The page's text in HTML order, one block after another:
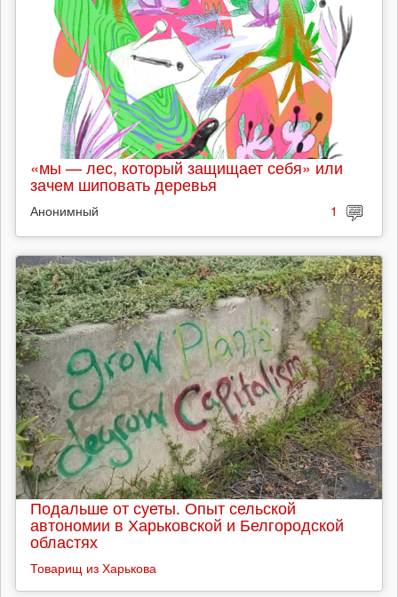
«мы — лес, который защищает себя» или
зачем шиповать деревья
Анонимный 1
Подальше от суеты. Опыт сельской
автономии в Харьковской и Белгородской
областях
Товарищ из Харькова